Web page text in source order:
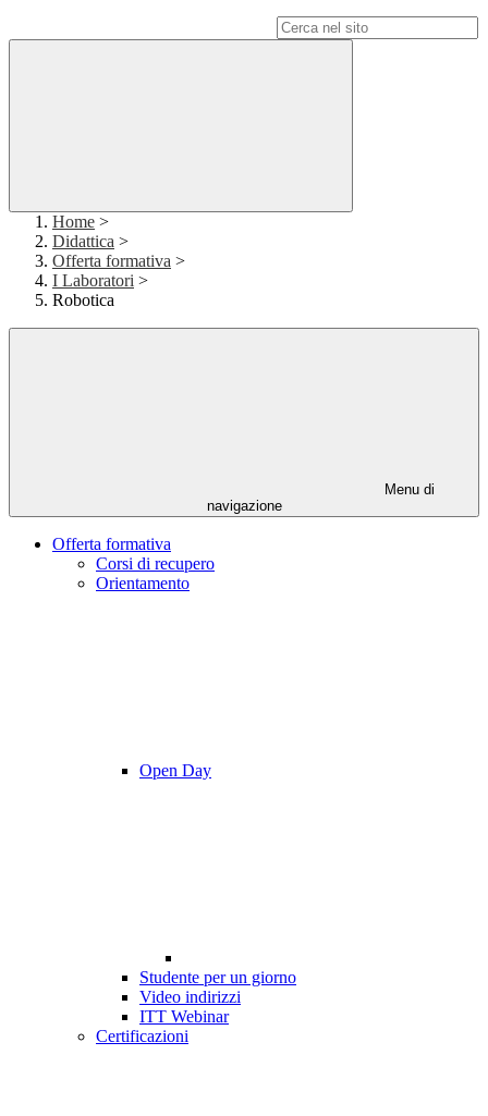
Home >
Didattica >
Offerta formativa >
I Laboratori >
Robotica
Menu di
navigazione
Offerta formativa
Corsi di recupero
Orientamento
Open Day
Studente per un giorno
Video indirizzi
ITT Webinar
Certificazioni